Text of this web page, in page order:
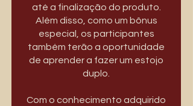
até a finalização do produto.
Além disso, como um bônus
especial, os participantes
também terão a oportunidade
de aprender a fazer um estojo
duplo.
Com o conhecimento adquirido